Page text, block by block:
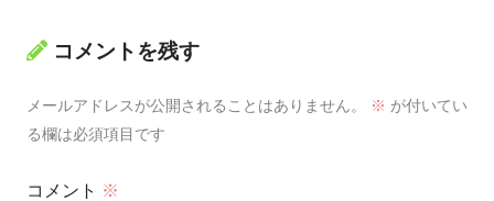
コメントを残す
メールアドレスが公開されることはありません。 ※ が付いてい
る欄は必須項目です
コメント ※